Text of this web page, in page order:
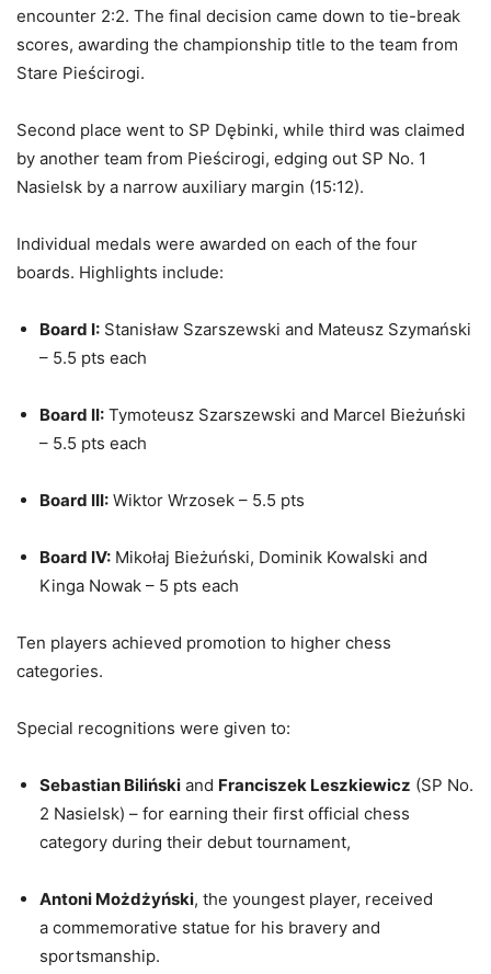
encounter 2:2. The final decision came down to tie-break
scores, awarding the championship title to the team from
Stare Pieścirogi.
Second place went to SP Dębinki, while third was claimed
by another team from Pieścirogi, edging out SP No. 1
Nasielsk by a narrow auxiliary margin (15:12).
Individual medals were awarded on each of the four
boards. Highlights include:
Board I: Stanisław Szarszewski and Mateusz Szymański
– 5.5 pts each
Board II: Tymoteusz Szarszewski and Marcel Bieżuński
– 5.5 pts each
Board III: Wiktor Wrzosek – 5.5 pts
Board IV: Mikołaj Bieżuński, Dominik Kowalski and
Kinga Nowak – 5 pts each
Ten players achieved promotion to higher chess
categories.
Special recognitions were given to:
Sebastian Biliński and Franciszek Leszkiewicz (SP No.
2 Nasielsk) – for earning their first official chess
category during their debut tournament,
Antoni Możdżyński, the youngest player, received
a commemorative statue for his bravery and
sportsmanship.